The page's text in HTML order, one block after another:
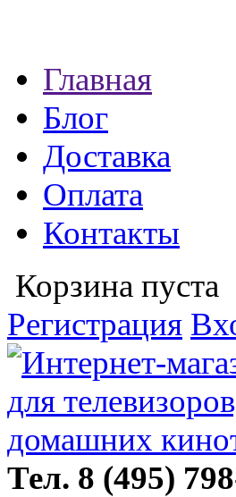
Главная
Блог
Доставка
Оплата
Контакты
Корзина пуста
Регистрация
Тел. 8 (495)